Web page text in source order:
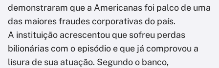
demonstraram que a Americanas foi palco de uma
das maiores fraudes corporativas do país.
A instituição acrescentou que sofreu perdas
bilionárias com o episódio e que já comprovou a
lisura de sua atuação. Segundo o banco,